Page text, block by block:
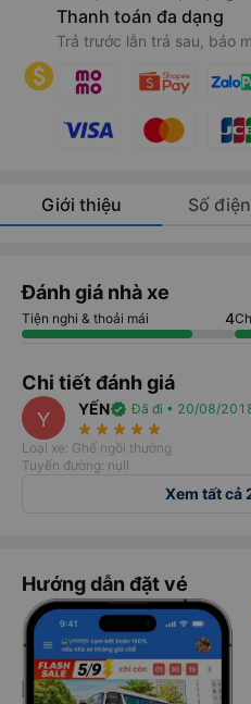
Thanh toán đa dạng
Trả trước lẫn trả sau, bảo
Giới thiệu Số
Đánh giá nhà xe
Tiện nghi & thoải mái 4
Chi tiết đánh giá
Y YẾNverified Đã đi • 20/08/
star_rate star_rate star_rate star_rate star_rate
Loại xe: Ghế ngồi thường
Tuyến đường: null
Xem tất cả
Hướng dẫn đặt vé